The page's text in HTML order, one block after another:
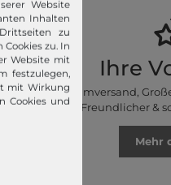
Ihre
Premiumversand,
Freundlicher &
Mehr
Website
Inhalten
zu
zu. In
Website mit
festzulegen,
mit Wirkung
Cookies und